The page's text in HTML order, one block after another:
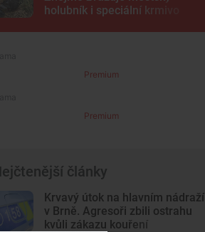
holubník i speciální krmivo
Premium
Premium
články
Krvavý útok na hlavním nádraží
v Brně. Agresoři zbili ostrahu
kvůli zákazu kouření